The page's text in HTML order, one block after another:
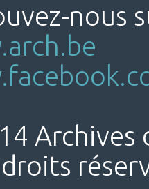
nous
Archives